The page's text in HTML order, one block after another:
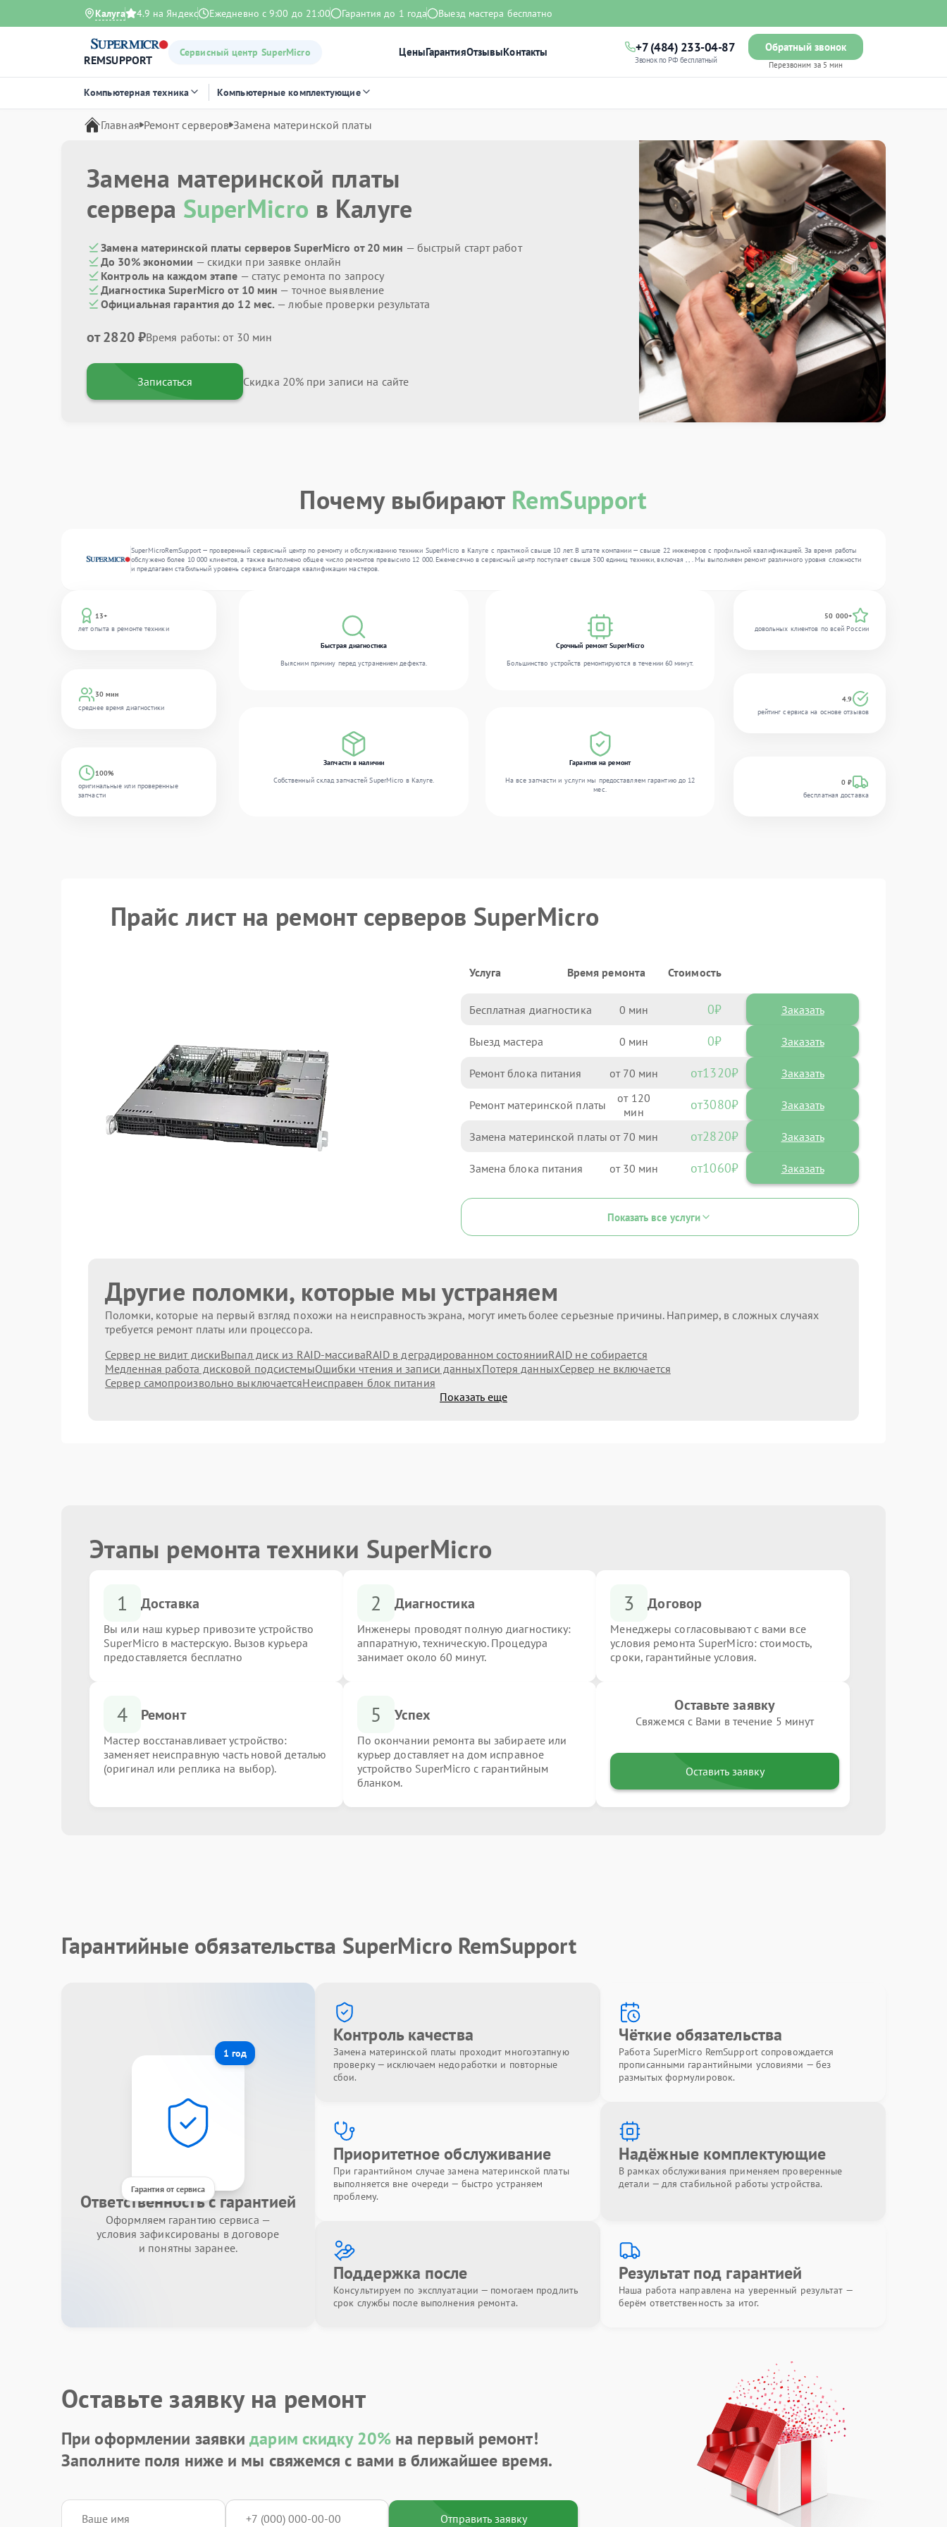
Калуга 4.9 на Яндекс Ежедневно с 9:00 до 21:00 Гарантия до 1 года Выезд мастера бесплатно
REMSUPPORT
Сервисный центр SuperMicro ЦеныГарантияОтзывыКонтакты +7 (484) 233-04-87
Звонок по РФ бесплатный
Обратный звонок
Перезвоним за 5 мин
Компьютерная техника Компьютерные комплектующие
Главная Ремонт серверов Замена материнской платы
Замена материнской платы
сервера SuperMicro в Калуге
Замена материнской платы серверов SuperMicro от 20 мин — быстрый старт работ
До 30% экономии — скидки при заявке онлайн
Контроль на каждом этапе — статус ремонта по запросу
Диагностика SuperMicro от 10 мин — точное выявление
Официальная гарантия до 12 мес. — любые проверки результата
от 2820 ₽Время работы: от 30 мин
Записаться Скидка 20% при записи на сайте
Почему выбирают RemSupport
SuperMicroRemSupport — проверенный сервисный центр по ремонту и обслуживанию техники SuperMicro в Калуге с практикой свыше 10 лет. В штате компании — свыше 22 инженеров с профильной квалификацией. За время работы
обслужено более 10 000 клиентов, а также выполнено общее число ремонтов превысило 12 000. Ежемесячно в сервисный центр поступает свыше 300 единиц техники, включая , , . Мы выполняем ремонт различного уровня сложности
и предлагаем стабильный уровень сервиса благодаря квалификации мастеров.
13+
лет опыта в ремонте техники
30 мин
среднее время диагностики
100%
оригинальные или проверенные
запчасти
Быстрая диагностика
Выясним причину перед устранением дефекта.
Срочный ремонт SuperMicro
Большинство устройств ремонтируются в течении 60 минут.
Запчасти в наличии
Собственный склад запчастей SuperMicro в Калуге.
Гарантия на ремонт
На все запчасти и услуги мы предоставляем гарантию до 12
мес.
50 000+
довольных клиентов по всей России
4.9
рейтинг сервиса на основе отзывов
0 ₽
бесплатная доставка
Прайс лист на ремонт серверов SuperMicro
Услуга Время ремонта Стоимость
Бесплатная диагностика 0 0 Заказать
Выезд мастера 0 0 Заказать
Ремонт блока питания 70 1320
Ремонт материнской платы 120 3080
Замена материнской платы 70 2820
Замена блока питания 30 1060
Показать все услуги
Другие поломки, которые мы устраняем
Поломки, которые на первый взгляд похожи на неисправность экрана, могут иметь более серьезные причины. Например, в сложных случаях
требуется ремонт платы или процессора.
Сервер не видит дискиВыпал диск из RAID-массиваRAID в деградированном состоянииRAID не собирается
Медленная работа дисковой подсистемыОшибки чтения и записи данныхПотеря данныхСервер не включается
Сервер самопроизвольно выключаетсяНеисправен блок питания
Показать еще
Этапы ремонта техники SuperMicro
1 Доставка
Вы или наш курьер привозите устройство
SuperMicro в мастерскую. Вызов курьера
предоставляется бесплатно
2 Диагностика
Инженеры проводят полную диагностику:
аппаратную, техническую. Процедура
занимает около 60 минут.
3 Договор
Менеджеры согласовывают с вами все
условия ремонта SuperMicro: стоимость,
сроки, гарантийные условия.
4 Ремонт
Мастер восстанавливает устройство:
заменяет неисправную часть новой деталью
(оригинал или реплика на выбор).
5 Успех
По окончании ремонта вы забираете или
курьер доставляет на дом исправное
устройство SuperMicro с гарантийным
бланком.
Оставьте заявку
Свяжемся с Вами в течение 5 минут
Оставить заявку
Гарантийные обязательства SuperMicro RemSupport
1 год
Гарантия от сервиса
Ответственность с гарантией
Оформляем гарантию сервиса —
условия зафиксированы в договоре
и понятны заранее.
Контроль качества
Замена материнской платы проходит многоэтапную
проверку — исключаем недоработки и повторные
сбои.
Чёткие обязательства
Работа SuperMicro RemSupport сопровождается
прописанными гарантийными условиями — без
размытых формулировок.
Приоритетное обслуживание
При гарантийном случае замена материнской платы
выполняется вне очереди — быстро устраняем
проблему.
Надёжные комплектующие
В рамках обслуживания применяем проверенные
детали — для стабильной работы устройства.
Поддержка после
Консультируем по эксплуатации — помогаем продлить
срок службы после выполнения ремонта.
Результат под гарантией
Наша работа направлена на уверенный результат —
берём ответственность за итог.
Оставьте заявку на ремонт
При оформлении заявкидарим скидку 20%на первый ремонт!
Заполните поля ниже и мы свяжемся с вами в ближайшее время.
Отправить заявку